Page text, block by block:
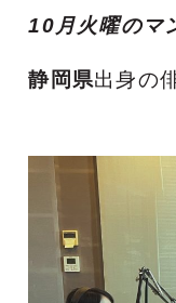
10月火曜のマ
静岡県出身の